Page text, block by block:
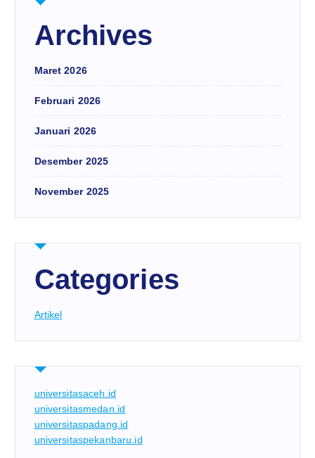
Archives
Maret 2026
Februari 2026
Januari 2026
Desember 2025
November 2025
Categories
Artikel
universitasaceh.id
universitasmedan.id
universitaspadang.id
universitaspekanbaru.id